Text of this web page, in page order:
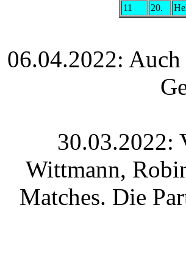
11
20.
06.04.2022: Auch
30.03.2022:
Wittmann,
Matches. Die